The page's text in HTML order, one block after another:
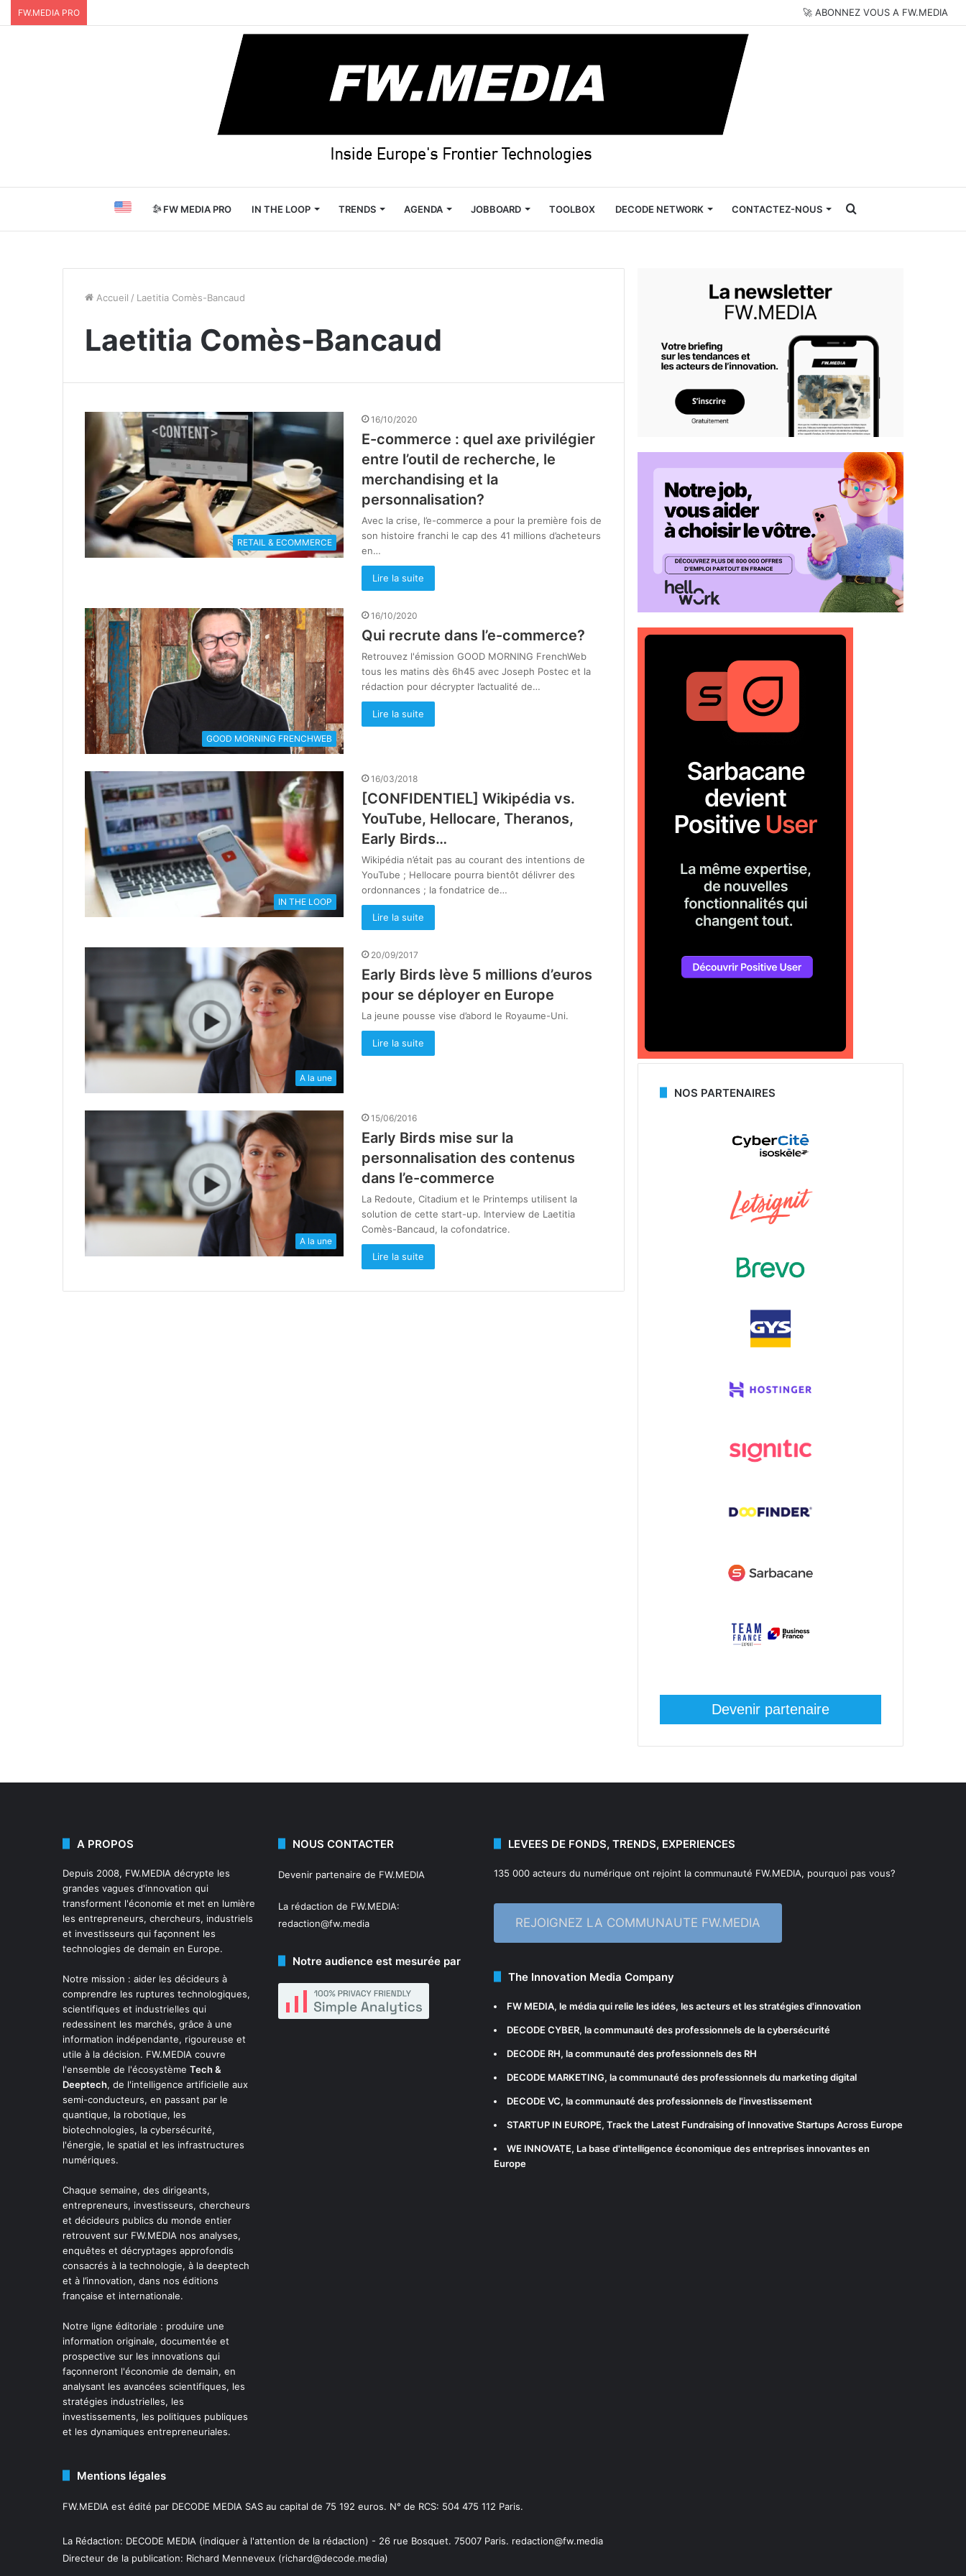
FW.MEDIA PRO 🚀 ABONNEZ VOUS A FW.MEDIA
FW MEDIA PRO IN THE LOOP TRENDS AGENDA JOBBOARD TOOLBOX DECODE NETWORK CONTACTEZ-NOUS Rechercher
Accueil / Laetitia Comès-Bancaud
Laetitia Comès-Bancaud
RETAIL & ECOMMERCE
16/10/2020
E-commerce : quel axe privilégier
entre l’outil de recherche, le
merchandising et la
personnalisation?
Avec la crise, l’e-commerce a pour la première fois de
son histoire franchi le cap des 41 millions d’acheteurs
en…
Lire la suite
GOOD MORNING FRENCHWEB
16/10/2020
Qui recrute dans l’e-commerce?
Retrouvez l'émission GOOD MORNING FrenchWeb
tous les matins dès 6h45 avec Joseph Postec et la
rédaction pour décrypter l’actualité de…
Lire la suite
IN THE LOOP
16/03/2018
[CONFIDENTIEL] Wikipédia vs.
YouTube, Hellocare, Theranos,
Early Birds…
Wikipédia n’était pas au courant des intentions de
YouTube ; Hellocare pourra bientôt délivrer des
ordonnances ; la fondatrice de…
Lire la suite
A la une
20/09/2017
Early Birds lève 5 millions d’euros
pour se déployer en Europe
La jeune pousse vise d’abord le Royaume-Uni.
Lire la suite
A la une
15/06/2016
Early Birds mise sur la
personnalisation des contenus
dans l’e-commerce
La Redoute, Citadium et le Printemps utilisent la
solution de cette start-up. Interview de Laetitia
Comès-Bancaud, la cofondatrice.
Lire la suite
NOS PARTENAIRES
Devenir partenaire
A PROPOS
Depuis 2008, FW.MEDIA décrypte les
grandes vagues d'innovation qui
transforment l'économie et met en lumière
les entrepreneurs, chercheurs, industriels
et investisseurs qui façonnent les
technologies de demain en Europe.
Notre mission : aider les décideurs à
comprendre les ruptures technologiques,
scientifiques et industrielles qui
redessinent les marchés, grâce à une
information indépendante, rigoureuse et
utile à la décision. FW.MEDIA couvre
l'ensemble de l'écosystème Tech &
Deeptech, de l'intelligence artificielle aux
semi-conducteurs, en passant par le
quantique, la robotique, les
biotechnologies, la cybersécurité,
l'énergie, le spatial et les infrastructures
numériques.
Chaque semaine, des dirigeants,
entrepreneurs, investisseurs, chercheurs
et décideurs publics du monde entier
retrouvent sur FW.MEDIA nos analyses,
enquêtes et décryptages approfondis
consacrés à la technologie, à la deeptech
et à l’innovation, dans nos éditions
française et internationale.
Notre ligne éditoriale : produire une
information originale, documentée et
prospective sur les innovations qui
façonneront l'économie de demain, en
analysant les avancées scientifiques, les
stratégies industrielles, les
investissements, les politiques publiques
et les dynamiques entrepreneuriales.
NOUS CONTACTER
Devenir partenaire de FW.MEDIA
La rédaction de FW.MEDIA:
redaction@fw.media
Notre audience est mesurée par
LEVEES DE FONDS, TRENDS, EXPERIENCES
135 000 acteurs du numérique ont rejoint la communauté FW.MEDIA, pourquoi pas vous?
REJOIGNEZ LA COMMUNAUTE FW.MEDIA
The Innovation Media Company
FW MEDIA, le média qui relie les idées, les acteurs et les stratégies d'innovation
DECODE CYBER, la communauté des professionnels de la cybersécurité
DECODE RH, la communauté des professionnels des RH
DECODE MARKETING, la communauté des professionnels du marketing digital
DECODE VC, la communauté des professionnels de l'investissement
STARTUP IN EUROPE, Track the Latest Fundraising of Innovative Startups Across Europe
WE INNOVATE, La base d'intelligence économique des entreprises innovantes en
Europe
Mentions légales
FW.MEDIA est édité par DECODE MEDIA SAS au capital de 75 192 euros. N° de RCS: 504 475 112 Paris.
La Rédaction: DECODE MEDIA (indiquer à l'attention de la rédaction) - 26 rue Bosquet. 75007 Paris. redaction@fw.media
Directeur de la publication: Richard Menneveux (richard@decode.media)